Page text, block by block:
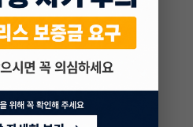
원 X 34 개월
원
금전
원 X33개월